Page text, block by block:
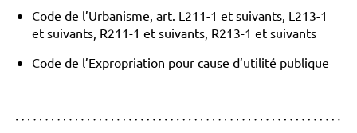
Code de l’Urbanisme, art. L211-1 et suivants, L213-1
et suivants, R211-1 et suivants, R213-1 et suivants
Code de l’Expropriation pour cause d’utilité publique